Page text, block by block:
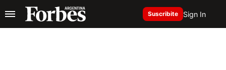
Suscribite Sign In